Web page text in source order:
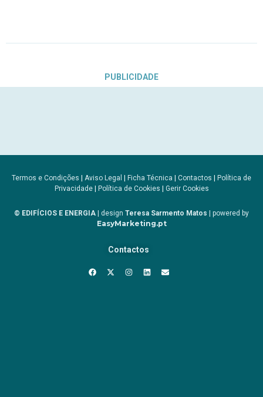
PUBLICIDADE
Termos e Condições | Aviso Legal | Ficha Técnica | Contactos | Política de
Privacidade| Política de Cookies | Gerir Cookies
© EDIFÍCIOS E ENERGIA | design Teresa Sarmento Matos | powered by
EasyMarketing.pt
Contactos